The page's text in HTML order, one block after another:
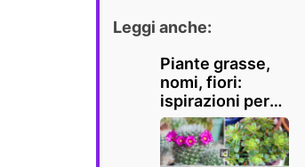
Leggi anche:
Piante grasse,
nomi, fiori:
ispirazioni per
un tocco esotico
in casa e
giardino